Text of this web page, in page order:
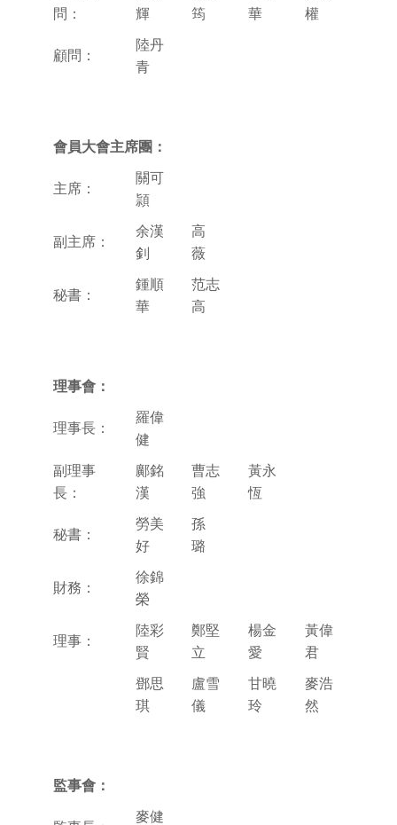
問：
輝
筠
華
權
顧問：
陸丹
青
會員大會主席團：
主席：
關可
頴
副主席：
余漢
釗
高
薇
秘書：
鍾順
華
范志
高
理事會：
理事長：
羅偉
健
副理事
長：
鄺銘
漢
曹志
強
黃永
恆
秘書：
勞美
好
孫
璐
財務：
徐錦
榮
理事：
陸彩
賢
鄭堅
立
楊金
愛
黃偉
君
鄧思
琪
盧雪
儀
甘曉
玲
麥浩
然
監事會：
麥健